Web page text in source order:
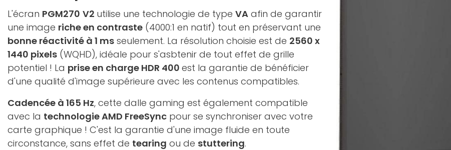
L'écran PGM270 V2 utilise une technologie de type VA afin de garantir
une image riche en contraste (4000:1 en natif) tout en préservant une
bonne réactivité à 1 ms seulement. La résolution choisie est de 2560 x
1440 pixels (WQHD), idéale pour s'asbtenir de tout effet de grille
potentiel ! La prise en charge HDR 400 est la garantie de bénéficier
d'une qualité d'image supérieure avec les contenus compatibles.
Cadencée à 165 Hz, cette dalle gaming est également compatible
avec la technologie AMD FreeSync pour se synchroniser avec votre
carte graphique ! C'est la garantie d'une image fluide en toute
circonstance, sans effet de tearing ou de stuttering.